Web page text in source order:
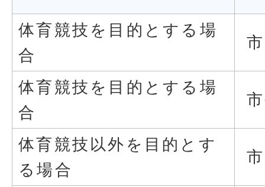
体育競技を目的とする場
合
体育競技を目的とする場
合
体育競技以外を目的とす
る場合